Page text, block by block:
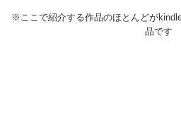
※ここで紹介する作品のほとんどが
品です